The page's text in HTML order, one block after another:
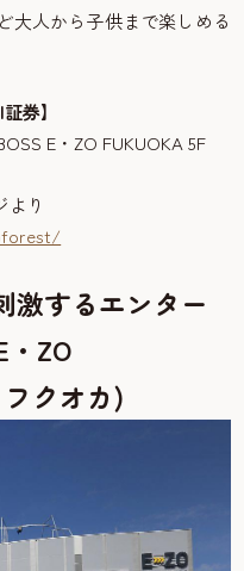
大人から子供まで楽しめる
券】
E・ZO FUKUOKA 5F
り
激するエンター
・ZO
クオカ)